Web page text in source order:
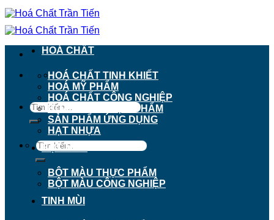
Chuyển
đến
nội
911 - 913 Nguyễn Trãi, Phường Chợ Lớn, TP.
Hồ Chí Minh
Tìm
kiếm:
Tìm
kiếm:
HOÁ CHẤT
HOÁ CHẤT TINH KHIẾT
HOÁ MỸ PHẨM
HOÁ CHẤT CÔNG NGHIỆP
HOÁ CHẤT THỰC PHẨM
SẢN PHẨM ỨNG DỤNG
HẠT NHỰA
BỘT MÀU
BỘT MÀU THỰC PHẨM
BỘT MÀU CÔNG NGHIỆP
TINH MÙI